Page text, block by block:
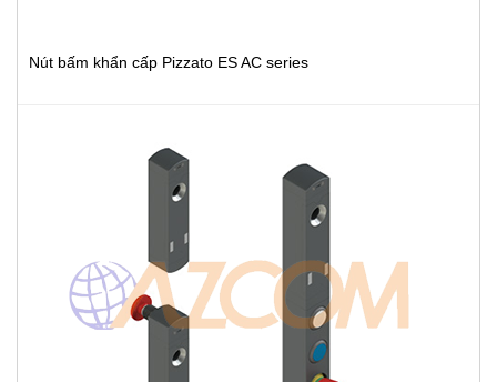
Nút bấm khẩn cấp Pizzato ES AC series